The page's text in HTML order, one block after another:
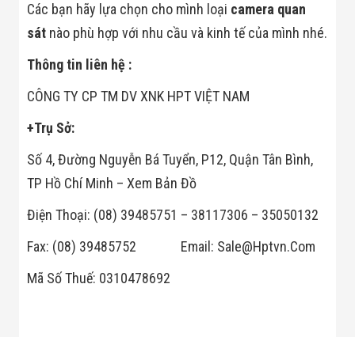
Dự Án Ngành
Điện Tử
Dự Án Ngành
Tin Tức
Tin Tuyển Dụng
Liên Hệ
Các bạn hãy lựa chọn cho mình loại camera quan
sát nào phù hợp với nhu cầu và kinh tế của mình nhé.
Thông tin liên hệ :
CÔNG TY CP TM DV XNK HPT VIỆT NAM
+Trụ Sở:
Số 4, Đường Nguyễn Bá Tuyển, P12, Quận Tân Bình,
TP Hồ Chí Minh – Xem Bản Đồ
Điện Thoại: (08) 39485751 – 38117306 – 35050132
Fax: (08) 39485752 Email: Sale@Hptvn.Com
Mã Số Thuế: 0310478692